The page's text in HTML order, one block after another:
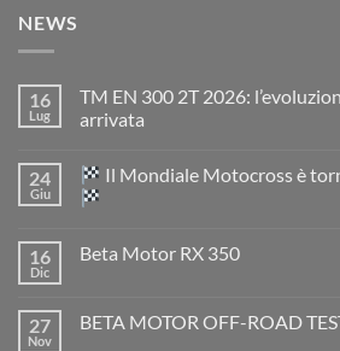
NEWS
16
Lug
TM EN 300 2T 2026:
arrivata
su
TM
EN
2026:
è
arrivata
24
Giu
Il Mondiale Motocross è
su
Motocross
è
16
Dic
Beta Motor RX 350
Beta
27
Nov
BETA MOTOR OFF-ROAD